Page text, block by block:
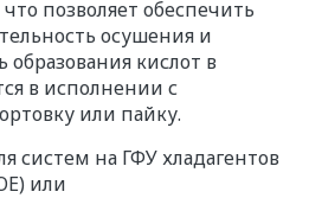
позволяет обеспечить
осушения и
образования кислот в
в исполнении с
или пайку.
систем на ГФУ хладагентов
или